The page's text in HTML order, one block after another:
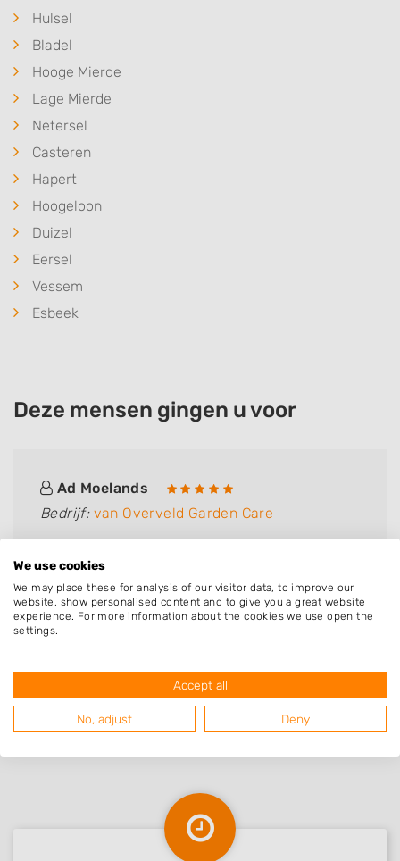
Hulsel
Bladel
Hooge Mierde
Lage Mierde
Netersel
Casteren
Hapert
Hoogeloon
Duizel
Eersel
Vessem
Esbeek
Deze mensen gingen u voor
Ad Moelands
Bedrijf: van Overveld Garden Care
kortom zeer tevreden!
We use cookies
We may place these for analysis of our visitor data, to improve our
website, show personalised content and to give you a great website
experience. For more information about the cookies we use open the
settings.
Accept all
No, adjust Deny